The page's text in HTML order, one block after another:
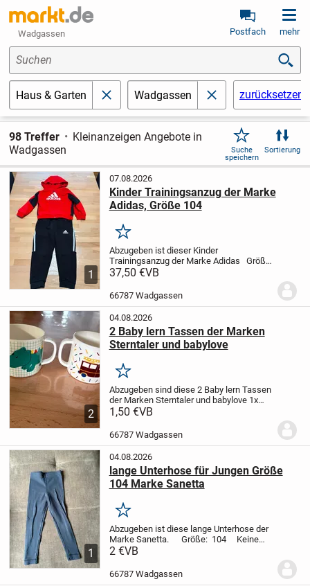
Wadgassen Postfach mehr
Suchen
Haus & Garten schließenWadgassen schließenzurücksetzen
98 Treffer
Kleinanzeigen Angebote in
Wadgassen
Suche
speichern
Sortierung
1
07.08.2026
Kinder Trainingsanzug der Marke
Adidas, Größe 104
Merken
Abzugeben ist dieser Kinder
Trainingsanzug der Marke Adidas
Größe:
104 Keine Beschädigungen
möglich Da Privatverkauf, keine
37,50 €VB
66787 Wadgassen
2
04.08.2026
2 Baby lern Tassen der Marken
Sterntaler und babylove
Merken
Abzugeben sind diese 2 Baby lern Tassen
der Marken Sterntaler und babylove 1x
Marke Sterntaler
Monaten. Sehr guter Zustand und kaum
Tierf...
1,50 €VB
66787 Wadgassen
1
04.08.2026
lange Unterhose für Jungen Größe
104 Marke Sanetta
Merken
Abzugeben ist diese lange Unterhose der
Marke Sanetta.
Größe: 104
Keine
Beschädigungen
möglich Da Privatverkauf, keine...
2 €VB
66787 Wadgassen